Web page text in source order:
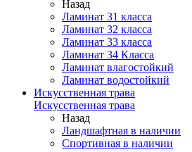
Назад
Ламинат 31 класса
Ламинат 32 класса
Ламинат 33 класса
Ламинат 34 Класса
Ламинат влагостойкий
Ламинат водостойкий
Искусственная трава
Искусственная трава
Назад
Ландшафтная в наличии
Спортивная в наличии